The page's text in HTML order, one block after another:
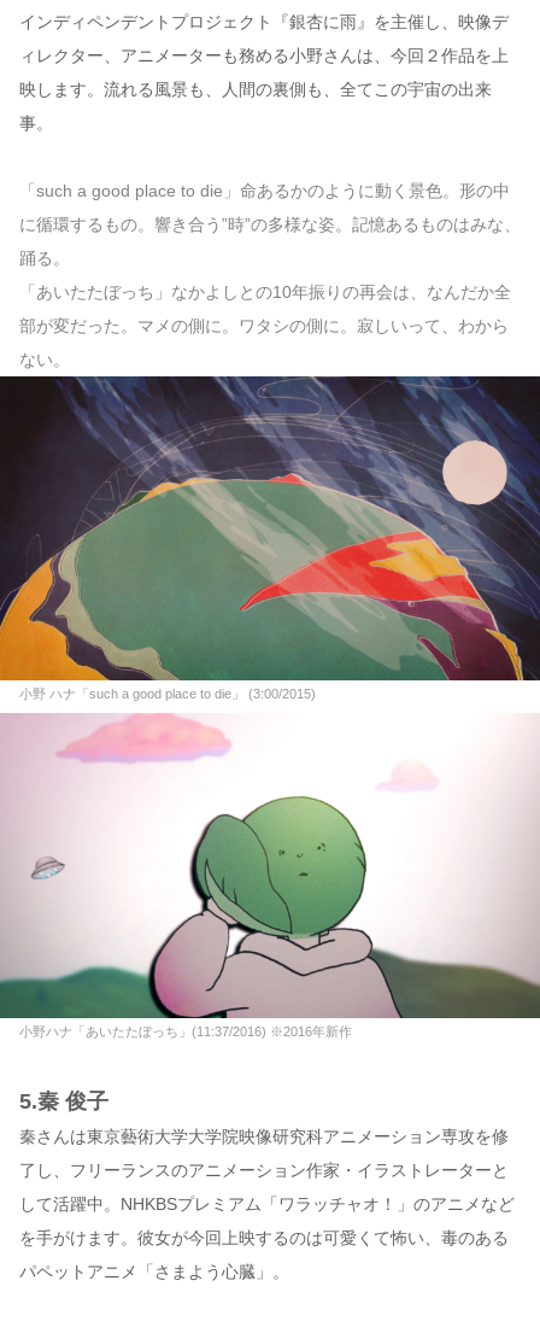
インディペンデントプロジェクト『銀杏に雨』を主催し、映像デ
ィレクター、アニメーターも務める小野さんは、今回２作品を上
映します。流れる風景も、人間の裏側も、全てこの宇宙の出来
事。
「such a good place to die」命あるかのように動く景色。形の中
に循環するもの。響き合う”時”の多様な姿。記憶あるものはみな、
踊る。
「あいたたぼっち」なかよしとの10年振りの再会は、なんだか全
部が変だった。マメの側に。ワタシの側に。寂しいって、わから
ない。
小野 ハナ「such a good place to die」 (3:00/2015)
小野ハナ「あいたたぼっち」(11:37/2016) ※2016年新作
5.秦 俊子
秦さんは東京藝術大学大学院映像研究科アニメーション専攻を修
了し、フリーランスのアニメーション作家・イラストレーターと
して活躍中。NHKBSプレミアム「ワラッチャオ！」のアニメなど
を手がけます。彼女が今回上映するのは可愛くて怖い、毒のある
パペットアニメ「さまよう心臓」。